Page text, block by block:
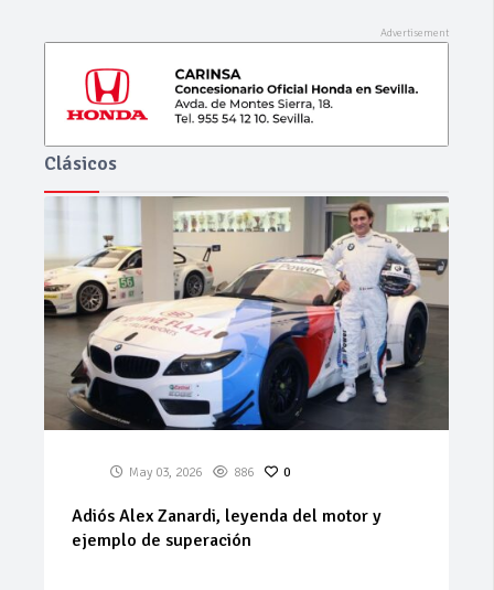
Clásicos
May 03, 2026 886 0
Adiós Alex Zanardi, leyenda del motor y
ejemplo de superación